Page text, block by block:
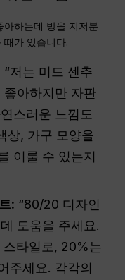
하는데 방을 지저분
가 있습니다.
“저는 미드 센추
좋아하지만 자판
스러운 느낌도
상, 가구 모양을
이룰 수 있는지
: “80/20 디자인
도움을 주세요.
타일로, 20%는
주세요. 각각의